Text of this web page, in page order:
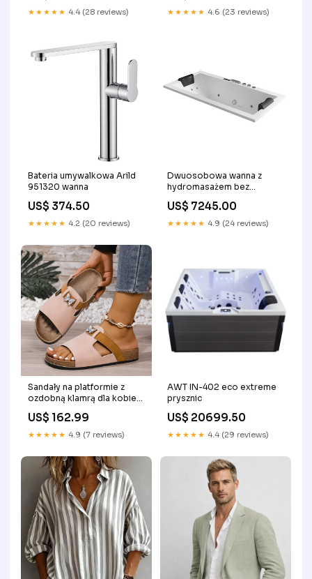
★★★★★ 4.4 (28 reviews) ★★★★★ 4.6 (23 reviews)
Bateria umywalkowa Arild
951320 wanna
US$ 374.50
★★★★★ 4.2 (20 reviews)
Dwuosobowa wanna z
hydromasażem bez
obudowy GE108-1TSL
(180x80x62cm) umywalka z
konglomeratu
US$ 7245.00
★★★★★ 4.9 (24 reviews)
Sandały na platformie z
ozdobną klamrą dla kobiet
Slippers & Sandals
US$ 162.99
★★★★★ 4.9 (7 reviews)
AWT IN-402 eco extreme
prysznic
US$ 20699.50
★★★★★ 4.4 (29 reviews)